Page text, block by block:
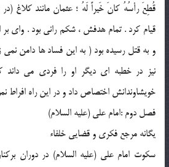
قُطِعَ رأسُهُ كانَ خَيراً لَهُ ؛ عثمان مانند كلاغ
قيام كرد . تمام هدفش ، شكم راني بود . واي
نيز در خطبه اي ديگر او را فردي مي
خويشاوندانش اختصاص داد و در اين راه افراط
فصل دوم :امام علي (علیه السلام)
يگانه مرجع فكري و قضايي خلفاء
سكوت امام علي (علیه السلام) در دوران